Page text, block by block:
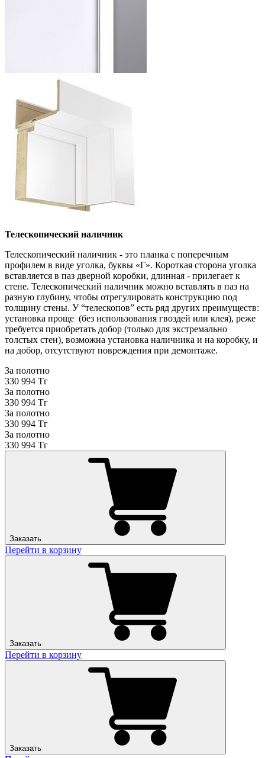
Телескопический наличник
Телескопический наличник - это планка с поперечным
профилем в виде уголка, буквы «Г». Короткая сторона уголка
вставляется в паз дверной коробки, длинная - прилегает к
стене. Телескопический наличник можно вставлять в паз на
разную глубину, чтобы отрегулировать конструкцию под
толщину стены. У “телескопов” есть ряд других преимуществ:
установка проще (без использования гвоздей или клея), реже
требуется приобретать добор (только для экстремально
толстых стен), возможна установка наличника и на коробку, и
на добор, отсутствуют повреждения при демонтаже.
За полотно
330 994 Тг
За полотно
330 994 Тг
За полотно
330 994 Тг
За полотно
330 994 Тг
Заказать
Перейти в корзину
Заказать
Перейти в корзину
Заказать